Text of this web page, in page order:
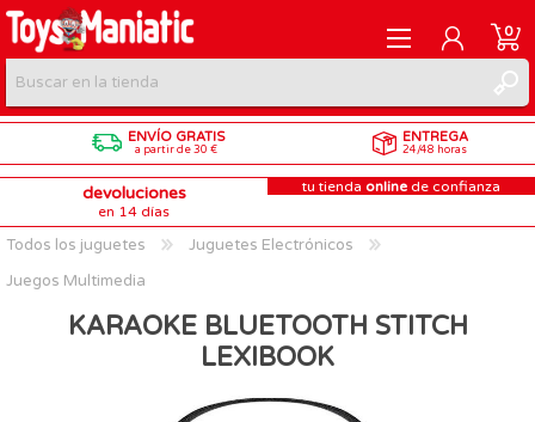
REGISTRARME
INICIAR SESIÓN
0
ENVÍO GRATIS
a partir de 30 €
ENTREGA
24/48 horas
devoluciones
en 14 días
tu tienda online de confianza
Todos los juguetes
Juguetes Electrónicos
Juegos Multimedia
KARAOKE BLUETOOTH STITCH
LEXIBOOK